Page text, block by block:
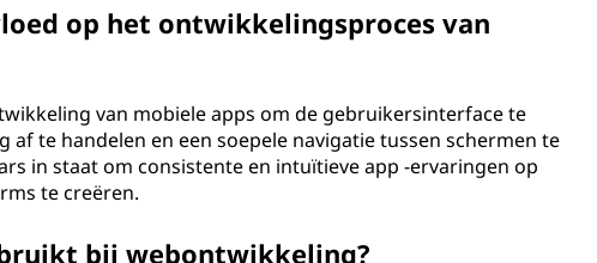
op het ontwikkelingsproces van
van mobiele apps om de gebruikersinterface te
te handelen en een soepele navigatie tussen schermen te
in staat om consistente en intuïtieve app -ervaringen op
te creëren.
bij webontwikkeling?